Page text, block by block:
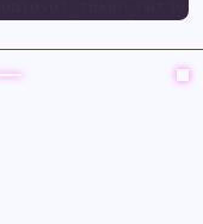
route-deployer-
unit-price"